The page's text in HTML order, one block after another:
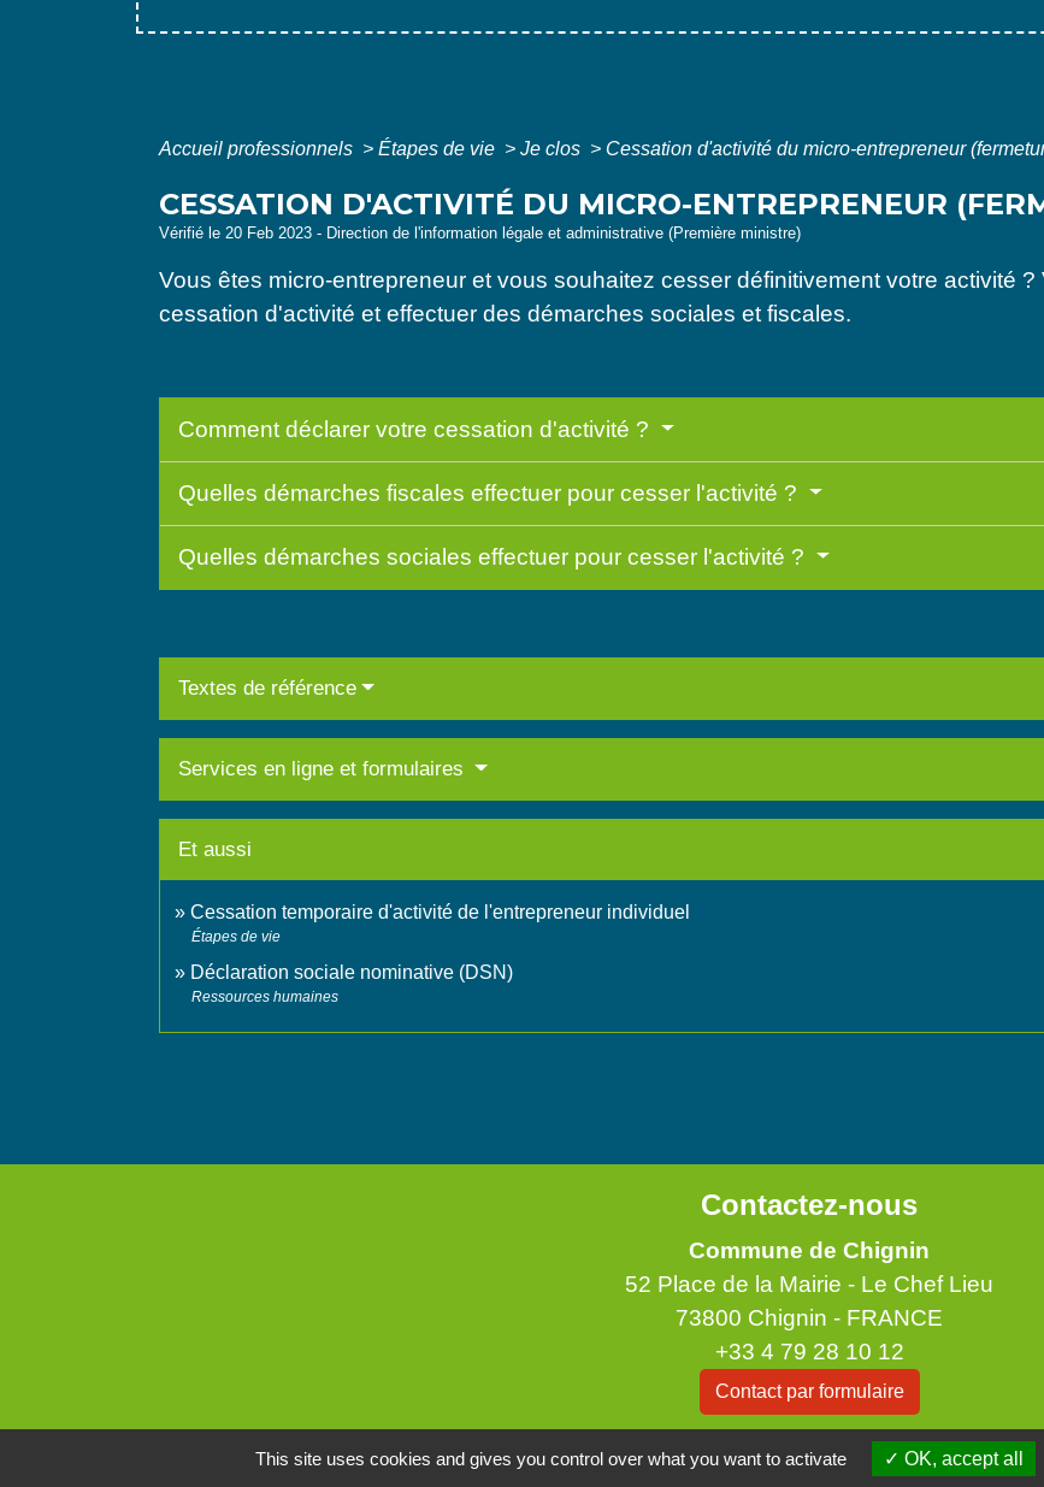
Accueil professionnels > Étapes de vie > Je clos > Cessation d'activité du micro-entrepreneur
CESSATION D'ACTIVITÉ DU MICRO-ENTREPRENEUR
Vérifié le 20 Feb 2023 - Direction de l'information légale et administrative (Première ministre)
Vous êtes micro-entrepreneur et vous souhaitez cesser définitivement votre activité
cessation d'activité et effectuer des démarches sociales et fiscales.
Comment déclarer votre cessation d'activité ?
Quelles démarches fiscales effectuer pour cesser l'activité ?
Quelles démarches sociales effectuer pour cesser l'activité ?
Textes de référence
Services en ligne et formulaires
Et aussi
Cessation temporaire d'activité de l'entrepreneur individuel
Étapes de vie
Déclaration sociale nominative (DSN)
Ressources humaines
Contactez-nous
Commune de Chignin
52 Place de la Mairie - Le Chef Lieu
73800 Chignin - FRANCE
+33 4 79 28 10 12
Contact par formulaire
Accueil du public
This site uses cookies and gives you control over what you want to activate OK, accept all